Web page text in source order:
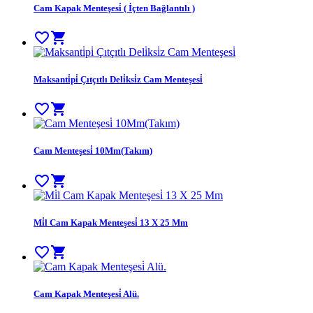
Cam Kapak Menteşesi̇ ( İçten Bağlantılı )
favorite_bordershopping_cart
Maksanti̇pi̇ Çıtçıtlı Deli̇ksi̇z Cam Menteşesi̇
favorite_bordershopping_cart
Cam Menteşesi̇ 10Mm(Takım)
favorite_bordershopping_cart
Mi̇l Cam Kapak Menteşesi̇ 13 X 25 Mm
favorite_bordershopping_cart
Cam Kapak Menteşesi̇ Alü.